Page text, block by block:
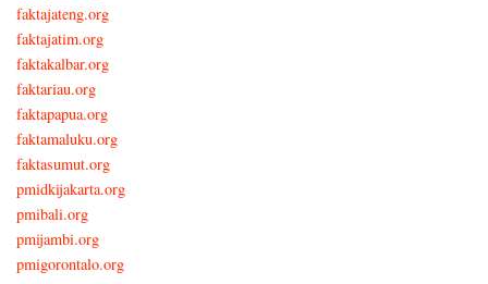
faktajateng.org
faktajatim.org
faktakalbar.org
faktariau.org
faktapapua.org
faktamaluku.org
faktasumut.org
pmidkijakarta.org
pmibali.org
pmijambi.org
pmigorontalo.org